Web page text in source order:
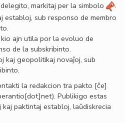
markitaj per la simbolo
.
establoj, sub responso de membro
ajn utila por la evoluo de
de la subskribinto.
kaj geopolitikaj novaĵoj, sub
la redakcion tra pakto [ĉe]
. Publikigo estas
paktintaj establoj, laŭdiskrecia